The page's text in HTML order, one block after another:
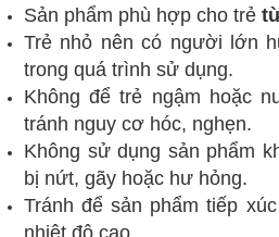
Sản phẩm phù hợp cho trẻ
Trẻ nhỏ nên có người lớn
trong quá trình sử dụng.
Không để trẻ ngậm hoặc
tránh nguy cơ hóc, nghẹn.
Không sử dụng sản phẩm
bị nứt, gãy hoặc hư hỏng.
Tránh để sản phẩm tiếp